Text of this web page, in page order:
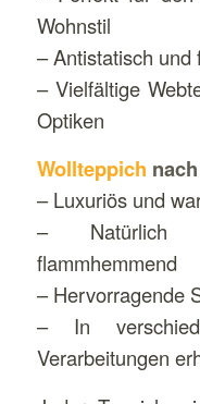
Wohnstil
– Antistatisch und
– Vielfältige
Optiken
Wollteppich
– Luxuriös und
– Natürlich
flammhemmend
– Hervorragende
– In
Verarbeitungen